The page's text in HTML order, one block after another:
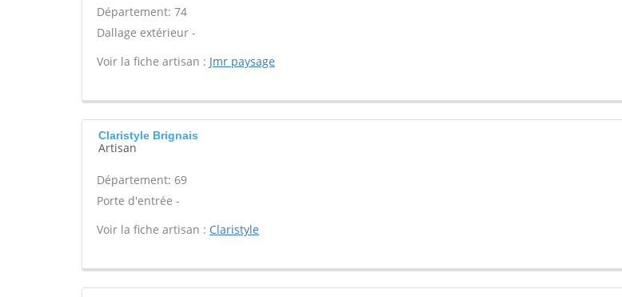
Département: 74
Dallage extérieur -
Voir la fiche artisan : Jmr paysage
Claristyle Brignais
Artisan
Département: 69
Porte d'entrée -
Voir la fiche artisan : Claristyle